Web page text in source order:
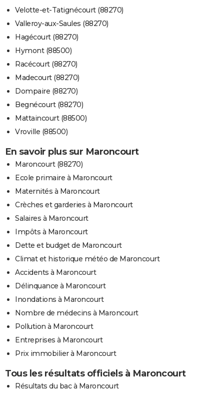
Velotte-et-Tatignécourt (88270)
Valleroy-aux-Saules (88270)
Hagécourt (88270)
Hymont (88500)
Racécourt (88270)
Madecourt (88270)
Dompaire (88270)
Begnécourt (88270)
Mattaincourt (88500)
Vroville (88500)
En savoir plus sur Maroncourt
Maroncourt (88270)
Ecole primaire à Maroncourt
Maternités à Maroncourt
Crèches et garderies à Maroncourt
Salaires à Maroncourt
Impôts à Maroncourt
Dette et budget de Maroncourt
Climat et historique météo de Maroncourt
Accidents à Maroncourt
Délinquance à Maroncourt
Inondations à Maroncourt
Nombre de médecins à Maroncourt
Pollution à Maroncourt
Entreprises à Maroncourt
Prix immobilier à Maroncourt
Tous les résultats officiels à Maroncourt
Résultats du bac à Maroncourt